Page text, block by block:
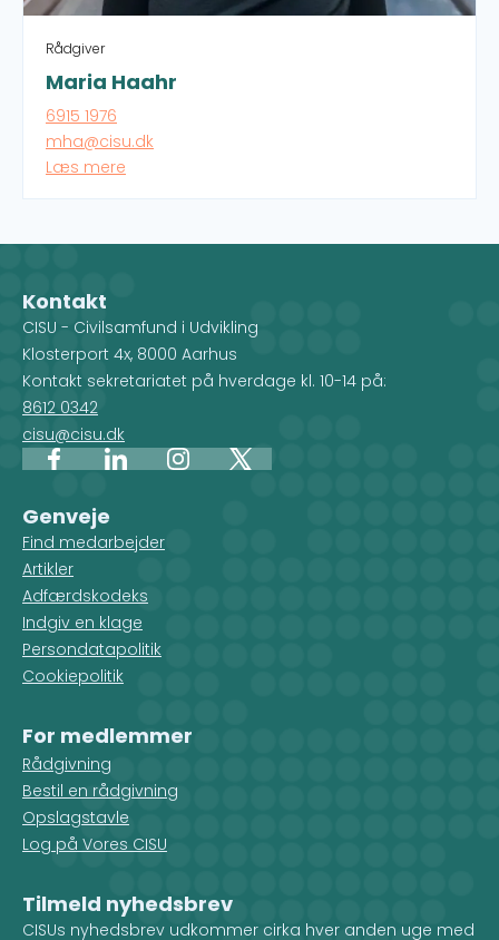
Rådgiver
Maria Haahr
6915 1976
mha@cisu.dk
Læs mere
Maria er rådgiver på Civilsamfundspuljen og
rådgivningsgruppe, hvor hun arbejder med at
Kontakt
CISU - Civilsamfund i Udvikling
Klosterport 4x, 8000 Aarhus
Kontakt sekretariatet på hverdage kl. 10-14 på:
8612 0342
cisu@cisu.dk
FacebookLinkedInInstagram
X
Genveje
Find medarbejder
Artikler
Adfærdskodeks
Indgiv en klage
Persondatapolitik
Cookiepolitik
For medlemmer
Rådgivning
Bestil en rådgivning
Opslagstavle
Log på Vores CISU
Tilmeld nyhedsbrev
CISUs nyhedsbrev udkommer cirka hver anden uge med